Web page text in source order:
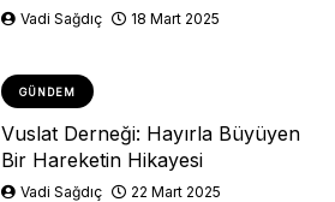
Vadi Sağdıç 18 Mart 2025
GÜNDEM
Vuslat Derneği: Hayırla Büyüyen
Bir Hareketin Hikayesi
Vadi Sağdıç 22 Mart 2025